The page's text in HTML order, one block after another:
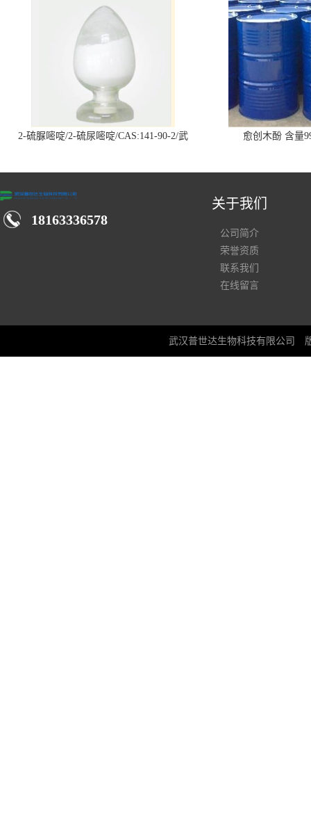
2-硫脲嘧啶/2-硫尿嘧啶/CAS:141-90-2/武
愈创木酚 含量
18163336578
关于我们
公司简介
荣誉资质
联系我们
在线留言
武汉普世达生物科技有限公司